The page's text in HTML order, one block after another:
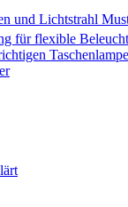
und Lichtstrahl
für flexible
Taschenlampe